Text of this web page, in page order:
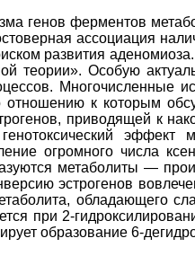
генов ферментов
ассоциация
развития
теории». Особую
Многочисленные
отношению к которым
приводящей к
генотоксический
огромного числа
метаболиты —
эстрогенов
обладающего
при 2-
образование 6-